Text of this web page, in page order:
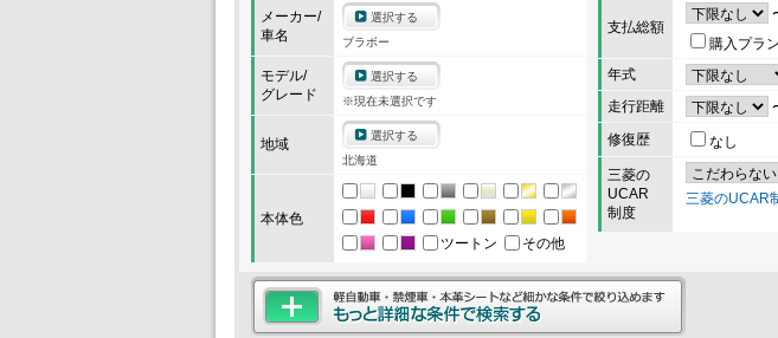
メーカー/
車名
選択する
ブラボー
モデル/
グレード
選択する
※現在未選択です
地域
選択する
北海道
本体色
ツートン
その他
支払総額
購入プラ
年式
走行距離
修復歴
なし
三菱の
UCAR
制度
三菱のUCAR